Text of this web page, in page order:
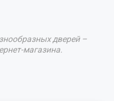
дверей –
магазина.